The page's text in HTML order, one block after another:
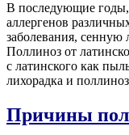
В последующие
аллергенов
заболевания, сенную
Поллиноз от
с латинского как
лихорадка и
Причины